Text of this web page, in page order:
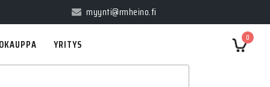
myynti@rmheino.fi
0
YRITYS